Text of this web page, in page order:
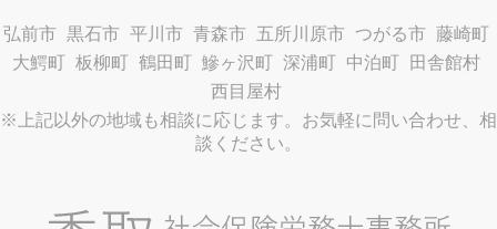
弘前市 黒石市 平川市 青森市 五所川原市 つがる市 藤崎町
大鰐町 板柳町 鶴田町 鰺ヶ沢町 深浦町 中泊町
田舎館村
西目屋村
※上記以外の地域も相談に応じます。お気軽に問い合わせ、相
談ください。